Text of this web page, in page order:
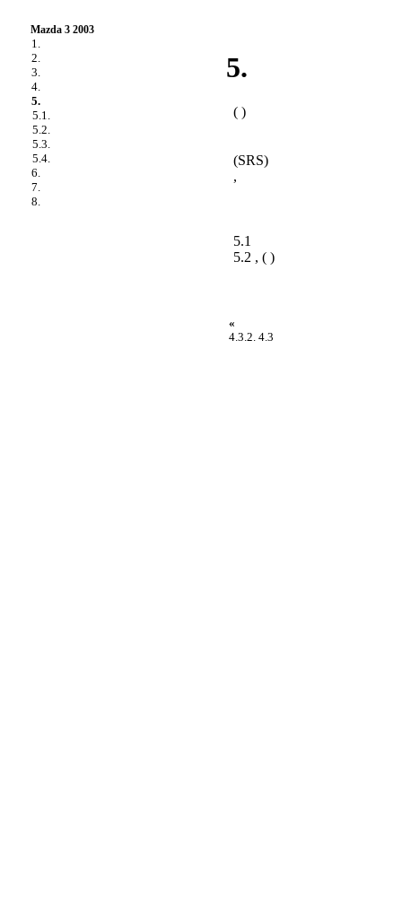
Mazda 3 2003
1.
2.
3.
4.
5.
5.1.
5.2.
5.3.
5.4.
6.
7.
8.
5.
( )
(SRS)
,
5.1
5.2 , ( )
«
4.3.2. 4.3